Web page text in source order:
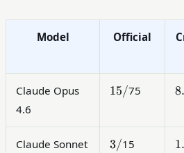
Model Official
Claude Opus
4.6
15
15/75
Claude Sonnet
3
3/15